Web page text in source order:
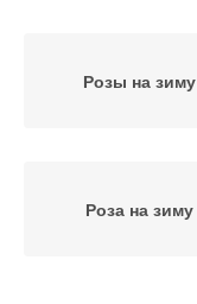
Розы на зиму
Роза на зиму